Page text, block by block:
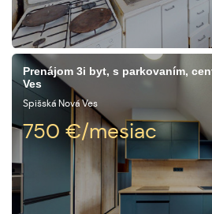
Prenájom 3i byt, s parkovaním,
Ves
Spišská Nová Ves
750 €/mesiac